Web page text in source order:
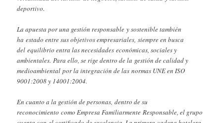
deportivo.
La apuesta por una gestión responsable y sostenible también
ha estado entre sus objetivos empresariales, siempre en busca
del equilibrio entra las necesidades económicas, sociales y
ambientales. Para ello, se rige dentro de la gestión de calidad y
medioambiental por la integración de las normas UNE en ISO
9001:2008 y 14001:2004.
En cuanto a la gestión de personas, dentro de su
reconocimiento como Empresa Familiarmente Responsable, el grupo